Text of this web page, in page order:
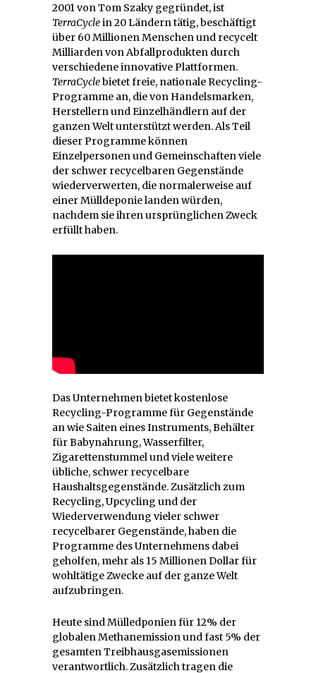
2001 von Tom Szaky gegründet, ist
TerraCyclein 20 Ländern tätig, beschäftigt
über 60 Millionen Menschen und recycelt
Milliarden von Abfallprodukten durch
verschiedene innovative Plattformen.
TerraCyclebietet freie, nationale Recycling-
Programme an, die von Handelsmarken,
Herstellern und Einzelhändlern auf der
ganzen Welt unterstützt werden. Als Teil
dieser Programme können
Einzelpersonen und Gemeinschaften viele
der schwer recycelbaren Gegenstände
wiederverwerten, die normalerweise auf
einer Mülldeponie landen würden,
nachdem sie ihren ursprünglichen Zweck
erfüllt haben.
Das Unternehmen bietet kostenlose
Recycling-Programme für Gegenstände
an wie Saiten eines Instruments, Behälter
für Babynahrung, Wasserfilter,
Zigarettenstummel und viele weitere
übliche, schwer recycelbare
Haushaltsgegenstände. Zusätzlich zum
Recycling, Upcycling und der
Wiederverwendung vieler schwer
recycelbarer Gegenstände, haben die
Programme des Unternehmens dabei
geholfen, mehr als 15 Millionen Dollar für
wohltätige Zwecke auf der ganze Welt
aufzubringen.
Heute sind Mülledponien für 12% der
globalen Methanemission und fast 5% der
gesamten Treibhausgasemissionen
verantwortlich. Zusätzlich tragen die